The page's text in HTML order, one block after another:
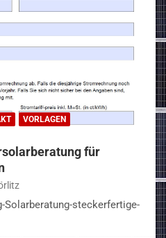
VORLAGEN
für
steckerfertige-